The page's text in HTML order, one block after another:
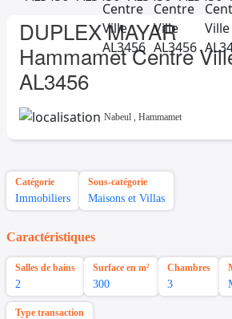
DUPLEX MAYAR
Hammamet Centre
AL3456
Nabeul , Hammamet
Catégorie
Immobiliers
Sous-catégorie
Maisons et Villas
Caractéristiques
Salles de bains
2
Surface en m²
300
Chambres
3
Type transaction